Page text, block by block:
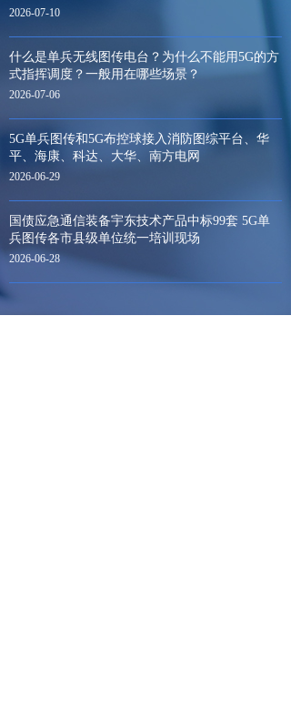
2026-07-10
什么是单兵无线图传电台？为什么不能用5G的方
式指挥调度？一般用在哪些场景？
2026-07-06
5G单兵图传和5G布控球接入消防图综平台、华
平、海康、科达、大华、南方电网
2026-06-29
国债应急通信装备宇东技术产品中标99套 5G单
兵图传各市县级单位统一培训现场
2026-06-28